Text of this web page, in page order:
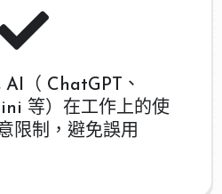
AI（ ChatGPT、
等）在工作上的使
限制，避免誤用